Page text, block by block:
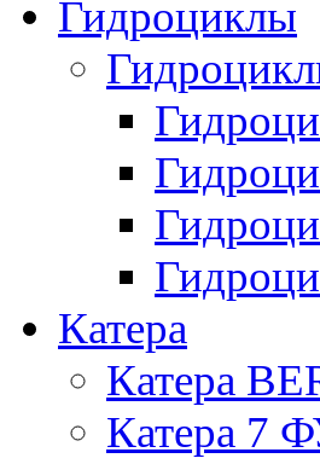
Гидроциклы
Катера
Катера
Катера 7